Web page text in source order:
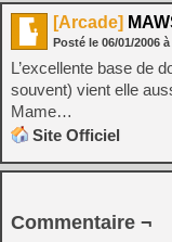
[Arcade]
Posté le 06/01/2006 à
L’excellente base de
souvent) vient elle
Mame…
Site Officiel
Commentaire ¬